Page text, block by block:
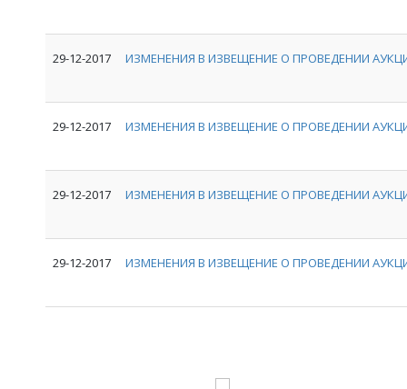
29-12-2017 ИЗМЕНЕНИЯ В ИЗВЕЩЕНИЕ О ПРОВЕДЕНИИ
29-12-2017 ИЗМЕНЕНИЯ В ИЗВЕЩЕНИЕ О ПРОВЕДЕНИИ
29-12-2017 ИЗМЕНЕНИЯ В ИЗВЕЩЕНИЕ О ПРОВЕДЕНИИ
29-12-2017 ИЗМЕНЕНИЯ В ИЗВЕЩЕНИЕ О ПРОВЕДЕНИИ